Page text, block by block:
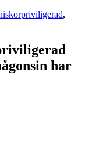
Taggar
priviligerad,
har